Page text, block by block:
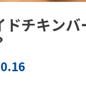
ドチキンバ